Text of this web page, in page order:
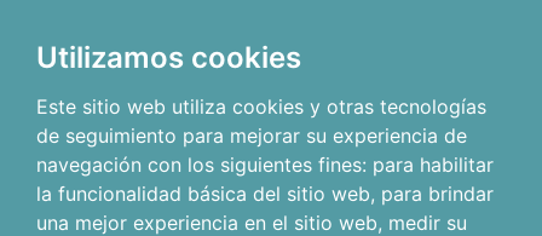
Utilizamos cookies
Este sitio web utiliza cookies y otras tecnologías
de seguimiento para mejorar su experiencia de
navegación con los siguientes fines: para habilitar
la funcionalidad básica del sitio web, para brindar
una mejor experiencia en el sitio web, medir su